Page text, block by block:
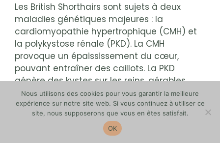
Les British Shorthairs sont sujets à deux
maladies génétiques majeures : la
cardiomyopathie hypertrophique (CMH) et
la polykystose rénale (PKD). La CMH
provoque un épaississement du cœur,
pouvant entraîner des caillots. La PKD
génère des kystes sur les reins, gérables
avec une alimentation adaptée.
Heureusement, les éleveurs sérieux
dépistent ces maladies via des tests ADN,
garantissant la santé des chatons
Nous utilisons des cookies pour vous garantir la meilleure
expérience sur notre site web. Si vous continuez à utiliser ce
site, nous supposerons que vous en êtes satisfait.
OK